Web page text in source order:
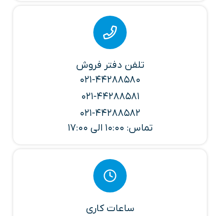
تلفن دفتر فروش
021-44288580
021-44288581
021-44288582
تماس: 10:00 الی 17:00
ساعات کاری